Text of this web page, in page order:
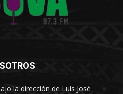
la dirección de Luis José